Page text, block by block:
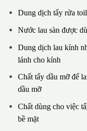
Dung dịch tẩy rửa
Nước lau sàn được
Dung dịch lau kính
lánh cho kính
Chất tẩy dầu mỡ để
dầu mỡ
Chất dùng cho việc
bề mặt